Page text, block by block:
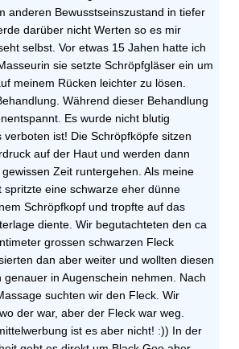
anderen Bewusstseinszustand in tiefer
darüber nicht Werten so es mir
selbst. Vor etwas 15 Jahen hatte ich
sie setzte Schröpfgläser ein um
meinem Rücken leichter zu lösen.
Während dieser Behandlung
Es wurde nicht blutig
verboten ist! Die Schröpfköpfe sitzen
auf der Haut und werden dann
Zeit runtergehen. Als meine
spritzte eine schwarze eher dünne
Schröpfkopf und tropfte auf das
diente. Wir begutachteten den ca
grossen schwarzen Fleck
dan aber weiter und wollten diesen
genauer in Augenschein nehmen. Nach
suchten wir den Fleck. Wir
der war, aber der Fleck war weg.
ist es aber nicht! :)) In der